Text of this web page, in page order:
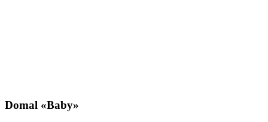
Domal «Baby»